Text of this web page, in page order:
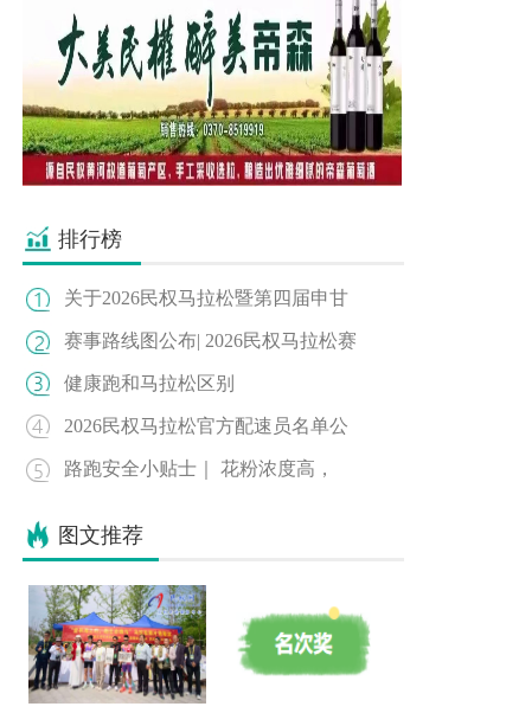
排行榜
关于2026民权马拉松暨第四届申甘
赛事路线图公布| 2026民权马拉松赛
健康跑和马拉松区别
2026民权马拉松官方配速员名单公
路跑安全小贴士｜ 花粉浓度高，
图文推荐